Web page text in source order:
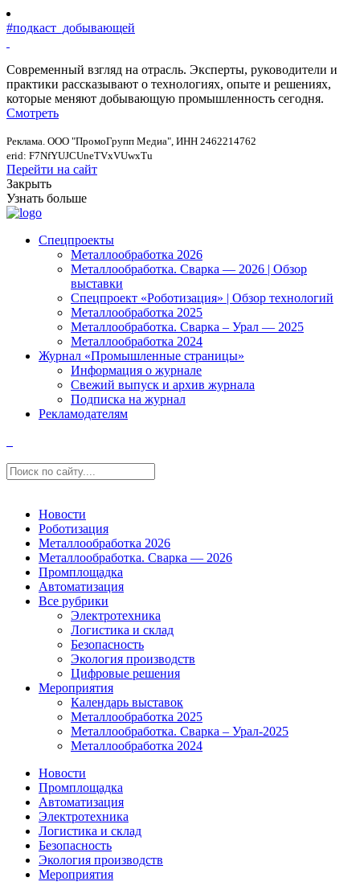
#подкаст_добывающей
Современный взгляд на отрасль. Эксперты, руководители и
практики рассказывают о технологиях, опыте и решениях,
которые меняют добывающую промышленность сегодня.
Смотреть
Реклама. ООО "ПромоГрупп Медиа", ИНН 2462214762
erid: F7NfYUJCUneTVxVUwxTu
Перейти на сайт
Закрыть
Узнать больше
Спецпроекты
Металлообработка 2026
Металлообработка. Сварка — 2026 | Обзор
выставки
Спецпроект «Роботизация» | Обзор технологий
Металлообработка 2025
Металлообработка. Сварка – Урал — 2025
Металлообработка 2024
Журнал «Промышленные страницы»
Информация о журнале
Свежий выпуск и архив журнала
Подписка на журнал
Рекламодателям
Новости
Роботизация
Металлообработка 2026
Металлообработка. Сварка — 2026
Промплощадка
Автоматизация
Все рубрики
Электротехника
Логистика и склад
Безопасность
Экология производств
Цифровые решения
Мероприятия
Календарь выставок
Металлообработка 2025
Металлообработка. Сварка – Урал-2025
Металлообработка 2024
Новости
Промплощадка
Автоматизация
Электротехника
Логистика и склад
Безопасность
Экология производств
Мероприятия